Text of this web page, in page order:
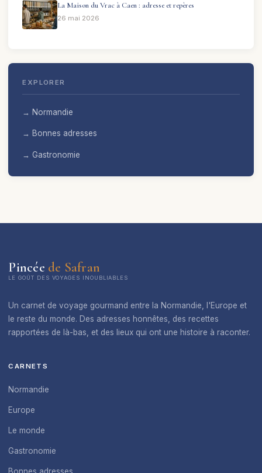
La Maison du Vrac à Caen : adresse et repères
26 mai 2026
EXPLORER
→ Normandie
→ Bonnes adresses
→ Gastronomie
Pincée de Safran
LE GOÛT DES VOYAGES INOUBLIABLES
Un carnet de voyage gourmand entre la Normandie, l'Europe et
le reste du monde. Des adresses honnêtes, des recettes
rapportées de là-bas, et des lieux qui ont une histoire à raconter.
CARNETS
Normandie
Europe
Le monde
Gastronomie